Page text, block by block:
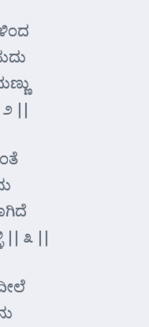
||
|| ೩ ||